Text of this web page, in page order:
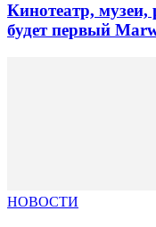
Кинотеатр,
будет первый
НОВОСТИ